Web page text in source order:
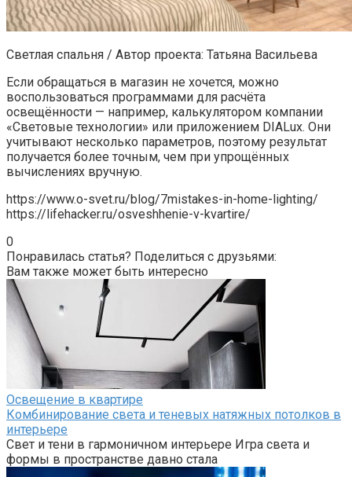
Светлая спальня / Автор проекта: Татьяна Васильева
Если обращаться в магазин не хочется, можно
воспользоваться программами для расчёта
освещённости — например, калькулятором компании
«Световые технологии» или приложением DIALux. Они
учитывают несколько параметров, поэтому результат
получается более точным, чем при упрощённых
вычислениях вручную.
https://www.o-svet.ru/blog/7mistakes-in-home-lighting/
https://lifehacker.ru/osveshhenie-v-kvartire/
0
Понравилась статья? Поделиться с друзьями:
Вам также может быть интересно
Освещение в квартире
Комбинирование света и теневых натяжных потолков в
интерьере
Свет и тени в гармоничном интерьере Игра света и
формы в пространстве давно стала